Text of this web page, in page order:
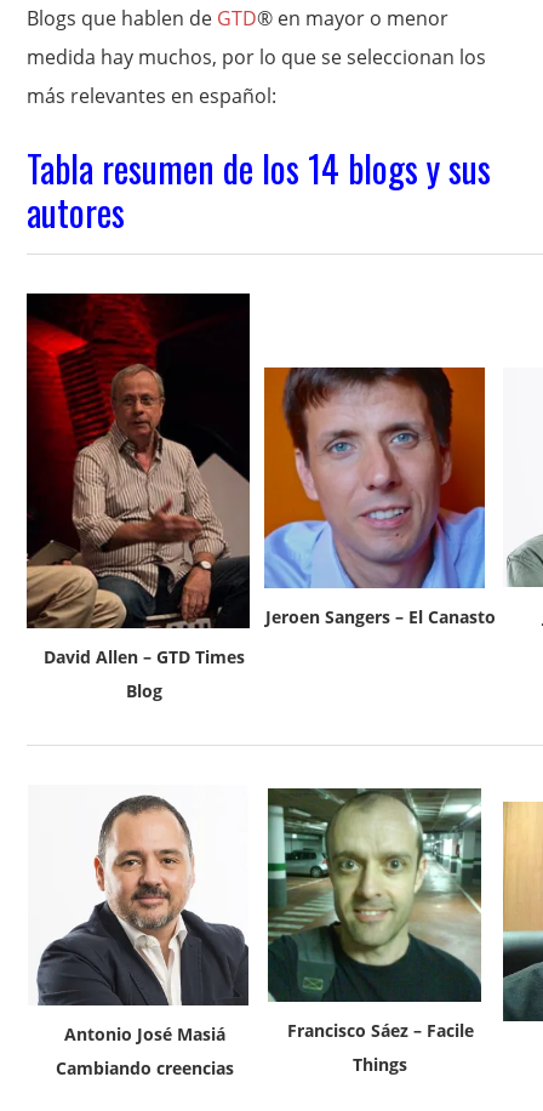
Blogs que hablen de GTD® en mayor o menor
medida hay muchos, por lo que se seleccionan los
más relevantes en español:
Tabla resumen de los 14 blogs y sus
autores
David Allen – GTD Times
Blog
Jeroen Sangers – El Canasto
Antonio José Masiá
Cambiando creencias
Francisco Sáez – Facile
Things